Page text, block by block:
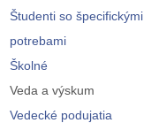
Študenti so špecifickými
potrebami
Školné
Veda a výskum
Vedecké podujatia